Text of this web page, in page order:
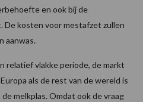
en ook bij de
kosten voor mestafzet zullen
aanwas.
relatief vlakke periode, de markt
als de rest van de wereld is
melkplas. Omdat ook de vraag